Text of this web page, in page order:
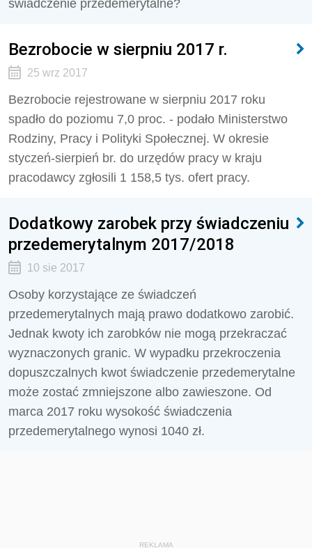
świadczenie przedemerytalne?
Bezrobocie w sierpniu 2017 r.
25 wrz 2017
Bezrobocie rejestrowane w sierpniu 2017 roku
spadło do poziomu 7,0 proc. - podało Ministerstwo
Rodziny, Pracy i Polityki Społecznej. W okresie
styczeń-sierpień br. do urzędów pracy w kraju
pracodawcy zgłosili 1 158,5 tys. ofert pracy.
Dodatkowy zarobek przy świadczeniu
przedemerytalnym 2017/2018
10 sie 2017
Osoby korzystające ze świadczeń
przedemerytalnych mają prawo dodatkowo zarobić.
Jednak kwoty ich zarobków nie mogą przekraczać
wyznaczonych granic. W wypadku przekroczenia
dopuszczalnych kwot świadczenie przedemerytalne
może zostać zmniejszone albo zawieszone. Od
marca 2017 roku wysokość świadczenia
przedemerytalnego wynosi 1040 zł.
REKLAMA